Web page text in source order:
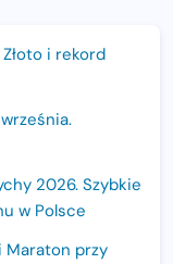
i rekord
2026. Szybkie
w Polsce
Maraton przy